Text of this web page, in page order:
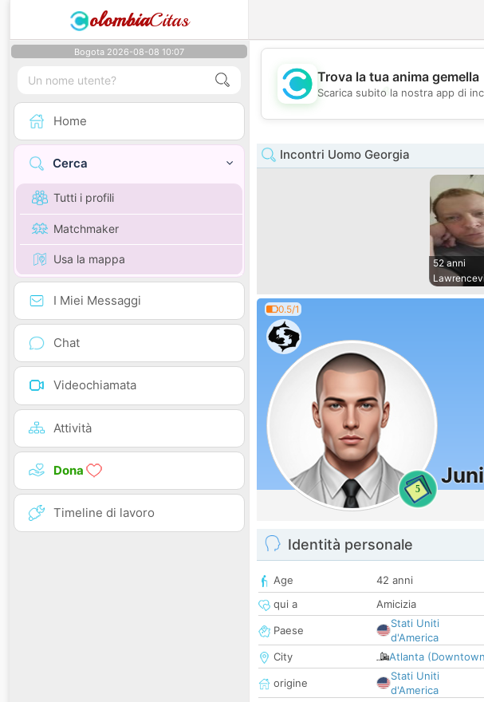
olombiaCitas
Bogota 2026-08-08 10:07
Home
Cerca
Tutti i profili
Matchmaker
Usa la mappa
I Miei Messaggi
Chat
Videochiamata
Attività
Dona
Timeline di lavoro
💖
Trova la tua anima gemella
Scarica subito la nostra app di
Incontri Uomo Georgia
52 anni
0.5/1
5
Identità personale
Age
42 anni
qui a
Amicizia
Paese
Stati Uniti
d'America
City
Atlanta
origine
Stati Uniti
d'America